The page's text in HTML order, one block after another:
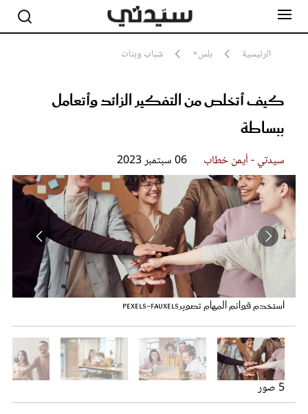
الرئيسية بلس+ شباب وبنات
كيف أتخلص من التفكير الزائد وأتعامل
ببساطة
سيدتي - أيمن خطاب 06 سبتمبر 2023
استخدم قوائم المهام تصويرpexels-fauxels
التمرين والاسترخاء: تصوير pexels-fauxels
تنظيم المعلومات: تصويرpexels-fauxels
قبول الأمور كما هي تصويرpexels-fauxels
تطبيق تقنيات التفكير الإبداعي: تصويرpexels-fauxels
5 صور
مشاهير
جمال
سيدتي وطفلك
لايف ستايل
بلس+
فيديو
مطبخ سيدتي
مقالات الرأي
تقارير
عروس سيدتي